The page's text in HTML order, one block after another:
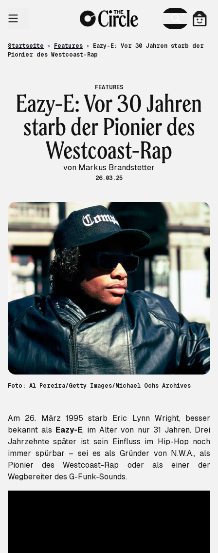
Startseite › Features ›
Eazy-E: Vor 30 Jahren starb der
Pionier des Westcoast-Rap
FEATURES
Eazy-E: Vor 30 Jahren
starb der Pionier des
Westcoast-Rap
von Markus Brandstetter
26.03.25
Foto: Al Pereira/Getty Images/Michael Ochs Archives
Am 26. März 1995 starb Eric Lynn Wright, besser
bekannt als Eazy-E, im Alter von nur 31 Jahren. Drei
Jahrzehnte später ist sein Einfluss im Hip-Hop noch
immer spürbar – sei es als Gründer von N.W.A., als
Pionier des Westcoast-Rap oder als einer der
Wegbereiter des G-Funk-Sounds.